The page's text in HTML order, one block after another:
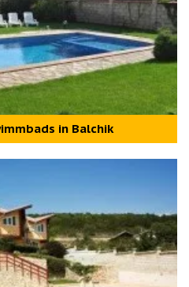
in Balchik